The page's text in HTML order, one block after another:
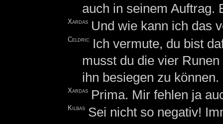
auch in seinem Auftrag.
Xardas Und wie kann ich das
Celdric
Ich vermute, du bist
musst du die vier
ihn besiegen zu können.
Xardas Prima. Mir fehlen ja
Kilbas Sei nicht so negativ!